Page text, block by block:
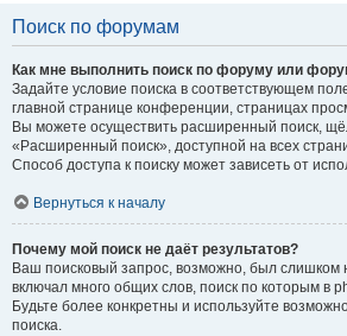
Поиск по форумам
Как мне выполнить поиск по форуму или
Задайте условие поиска в соответствующем
главной странице конференции, страницах
Вы можете осуществить расширенный поиск,
«Расширенный поиск», доступной на всех
Способ доступа к поиску может зависеть от
Вернуться к началу
Почему мой поиск не даёт результатов?
Ваш поисковый запрос, возможно, был
включал много общих слов, поиск по которым в
Будьте более конкретны и используйте
поиска.